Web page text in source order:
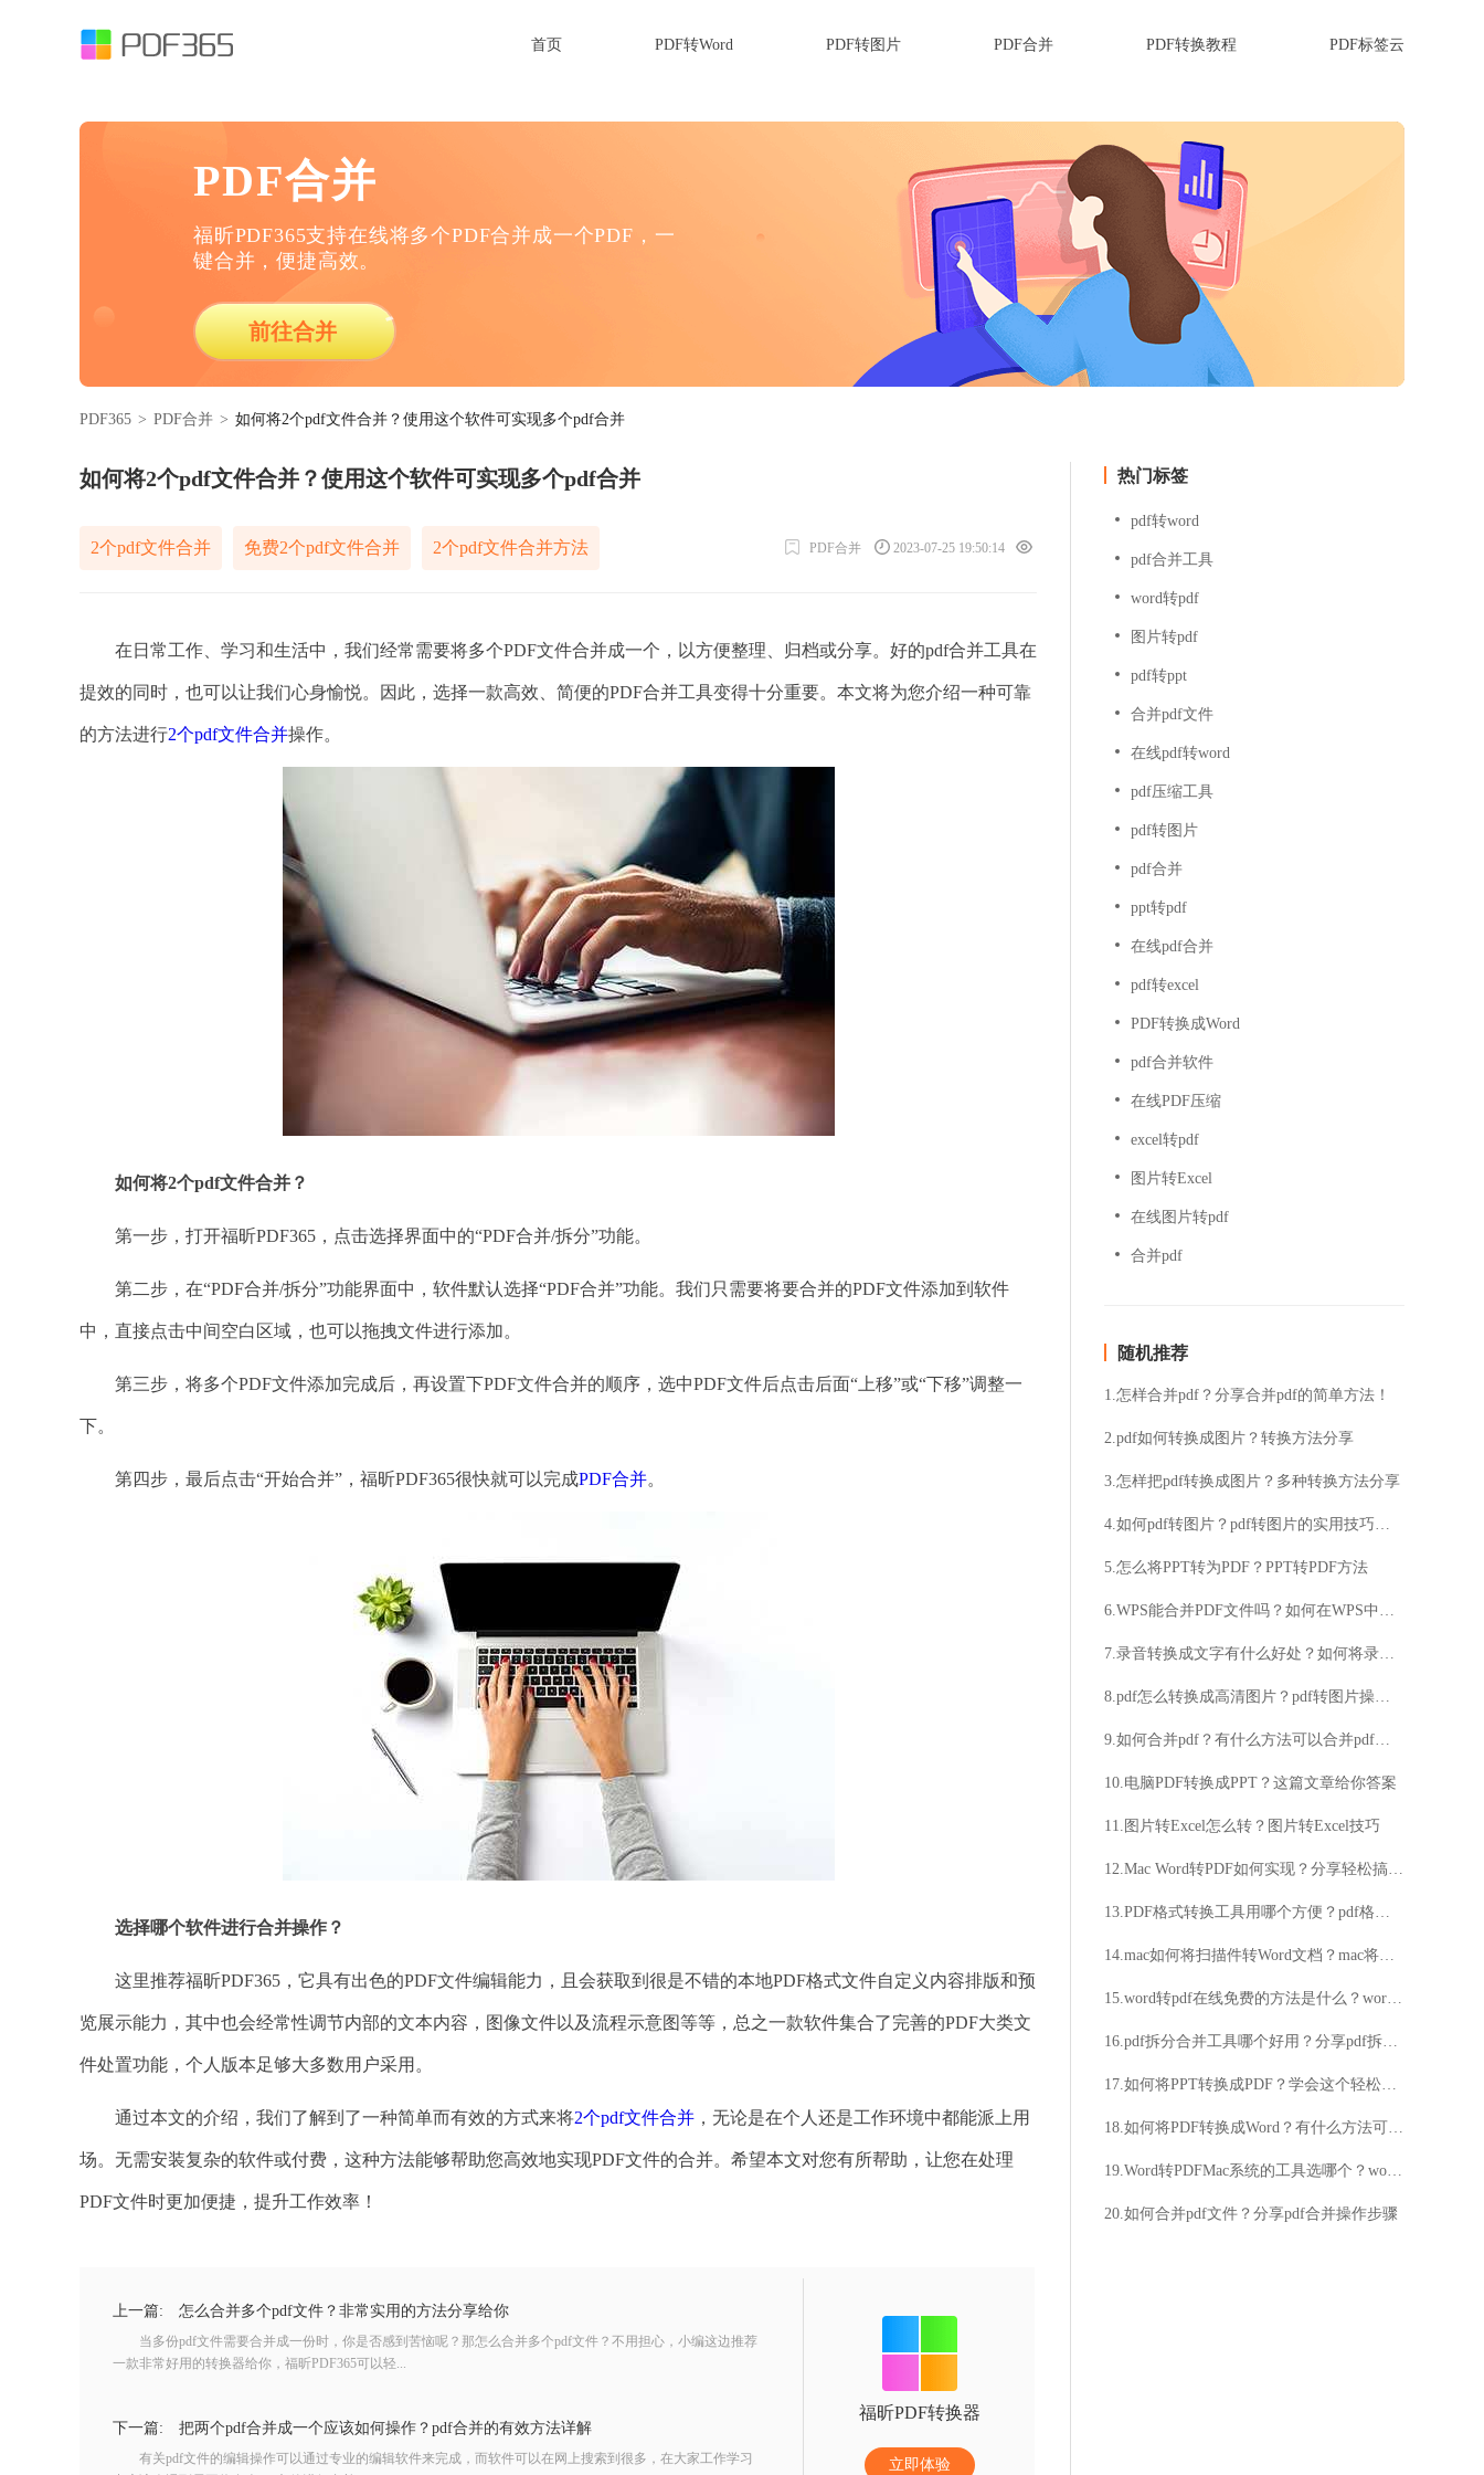
首页 PDF转Word PDF转图片 PDF合并 PDF转换教程 PDF标签云
PDF合并
福昕PDF365支持在线将多个PDF合并成一个PDF，一
键合并，便捷高效。
前往合并
PDF365 > PDF合并 > 如何将2个pdf文件合并？使用这个软件可实现多个pdf合并
如何将2个pdf文件合并？使用这个软件可实现多个pdf合并
2个pdf文件合并 免费2个pdf文件合并 2个pdf文件合并方法 PDF合并 2023-07-25 19:50:14
在日常工作、学习和生活中，我们经常需要将多个PDF文件合并成一个，以方便整理、归档或分享。好的pdf合并工具在
提效的同时，也可以让我们心身愉悦。因此，选择一款高效、简便的PDF合并工具变得十分重要。本文将为您介绍一种可靠
的方法进行2个pdf文件合并操作。
如何将2个pdf文件合并？
第一步，打开福昕PDF365，点击选择界面中的“PDF合并/拆分”功能。
第二步，在“PDF合并/拆分”功能界面中，软件默认选择“PDF合并”功能。我们只需要将要合并的PDF文件添加到软件
中，直接点击中间空白区域，也可以拖拽文件进行添加。
第三步，将多个PDF文件添加完成后，再设置下PDF文件合并的顺序，选中PDF文件后点击后面“上移”或“下移”调整一
下。
第四步，最后点击“开始合并”，福昕PDF365很快就可以完成PDF合并。
选择哪个软件进行合并操作？
这里推荐福昕PDF365，它具有出色的PDF文件编辑能力，且会获取到很是不错的本地PDF格式文件自定义内容排版和预
览展示能力，其中也会经常性调节内部的文本内容，图像文件以及流程示意图等等，总之一款软件集合了完善的PDF大类文
件处置功能，个人版本足够大多数用户采用。
通过本文的介绍，我们了解到了一种简单而有效的方式来将2个pdf文件合并 ，无论是在个人还是工作环境中都能派上用
场。无需安装复杂的软件或付费，这种方法能够帮助您高效地实现PDF文件的合并。希望本文对您有所帮助，让您在处理
PDF文件时更加便捷，提升工作效率！
上一篇: 怎么合并多个pdf文件？非常实用的方法分享给你
当多份pdf文件需要合并成一份时，你是否感到苦恼呢？那怎么合并多个pdf文件？不用担心，小编这边推荐
一款非常好用的转换器给你，福昕PDF365可以轻...
下一篇: 把两个pdf合并成一个应该如何操作？pdf合并的有效方法详解
有关pdf文件的编辑操作可以通过专业的编辑软件来完成，而软件可以在网上搜索到很多，在大家工作学习
福昕PDF转换器
立即体验
热门标签
pdf转word
pdf合并工具
word转pdf
图片转pdf
pdf转ppt
合并pdf文件
在线pdf转word
pdf压缩工具
pdf转图片
pdf合并
ppt转pdf
在线pdf合并
pdf转excel
PDF转换成Word
pdf合并软件
在线PDF压缩
excel转pdf
图片转Excel
在线图片转pdf
合并pdf
随机推荐
1.怎样合并pdf？分享合并pdf的简单方法！
2.pdf如何转换成图片？转换方法分享
3.怎样把pdf转换成图片？多种转换方法分享
4.如何pdf转图片？pdf转图片的实用技巧大分享
5.怎么将PPT转为PDF？PPT转PDF方法
6.WPS能合并PDF文件吗？如何在WPS中合并PDF文件？
7.录音转换成文字有什么好处？如何将录音转换成文字？
8.pdf怎么转换成高清图片？pdf转图片操作步骤详解
9.如何合并pdf？有什么方法可以合并pdf文件吗？
10.电脑PDF转换成PPT？这篇文章给你答案
11.图片转Excel怎么转？图片转Excel技巧
12.Mac Word转PDF如何实现？分享轻松搞定Mac系统word转pdf的方法
13.PDF格式转换工具用哪个方便？pdf格式怎么转换成word格式方法步骤
14.mac如何将扫描件转Word文档？mac将扫描件转Word教程分享
15.word转pdf在线免费的方法是什么？word转pdf的教程看这篇就足够了
16.pdf拆分合并工具哪个好用？分享pdf拆分合并的操作方法
17.如何将PPT转换成PDF？学会这个轻松完成
18.如何将PDF转换成Word？有什么方法可以实现PDF到Word的转换？
19.Word转PDFMac系统的工具选哪个？word转pdf方法介绍
20.如何合并pdf文件？分享pdf合并操作步骤